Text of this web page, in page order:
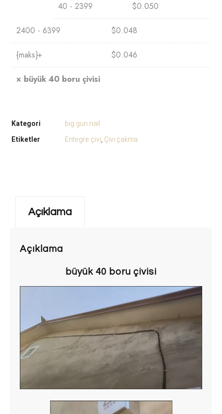
40 - 2399 $0.050
2400 - 6399 $0.048
{maks}+ $0.046
× büyük 40 boru çivisi
Kategori
big gun nail
Etiketler
Entegre çivi, Çivi çakma
Açıklama
Açıklama
büyük 40 boru çivisi